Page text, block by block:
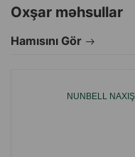
Oxşar məhsullar
Hamısını Gör
NUNBELL